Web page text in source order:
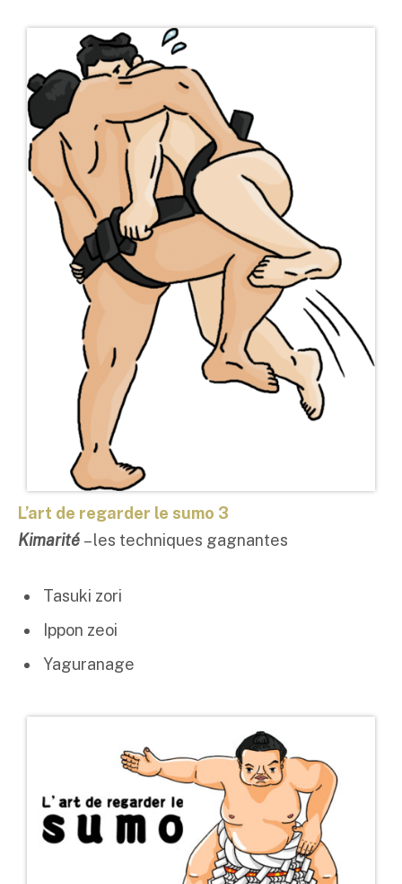
L’art de regarder le sumo 3
Kimarité – les techniques gagnantes
Tasuki zori
Ippon zeoi
Yaguranage